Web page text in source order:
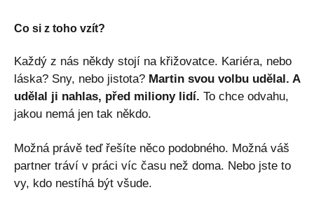
Co si z toho vzít?
Každý z nás někdy stojí na křižovatce. Kariéra, nebo
láska? Sny, nebo jistota? Martin svou volbu udělal. A
udělal ji nahlas, před miliony lidí. To chce odvahu,
jakou nemá jen tak někdo.
Možná právě teď řešíte něco podobného. Možná váš
partner tráví v práci víc času než doma. Nebo jste to
vy, kdo nestíhá být všude.